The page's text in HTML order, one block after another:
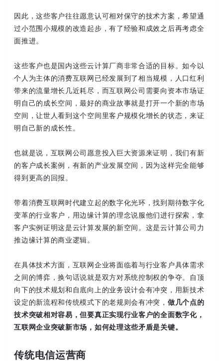
因此，这些客户往往愿意认可相对保守的技术方案，希望通
过小范围小规模的改造起步，有了经验和成效之后再考虑全
面推进。
这些客户也是国内这些云计算厂商非常合适的目标。如今以
个人为主体的消费互联网已经发展到了相当规模，人口红利
带来的流量增长几近耗尽，而互联网公司需要向资本市场证
明自己的成长空间，最好的商业故事就是打开一个新的市场
空间，让世人看到这个空间里客户规模化增长的状态，来证
明自己新的成长性。
也就是说，互联网公司愿意投入巨大资源来证明，我们有新
的客户成长案例，有新的产业发展空间，因为这样完全能够
得到更高的回报。
带着消费互联网时代建立起的数字化光环，找到期待数字化
变革的行业客户，用边缘计算的理念说服他们进行探索，拿
客户实例证明这是云计算发展的新空间。这是云计算公司力
推边缘计算的商业逻辑。
在具体技术方面，互联网企业将面临着与行业客户具体需求
之间的博弈，换句话说就是双方对系统控制权的争夺。自顶
向下的技术规划和自底向上的业务设计会有冲突，用新技术
设定的新流程和传统模式下的老规则会有冲突， 做几个点的
技术突破相对容易，但要真正实现行业客户的全面数字化，
互联网企业突破新市场，如何处理这些矛盾是关键。
传统电信运营商